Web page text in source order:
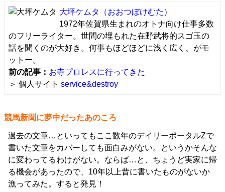
大坪ケムタ
（おおつぼけむた）
1972年佐賀県生まれのオトナ向け仕事多数
のフリーライター。世間の埋もれた在野武将的スゴ玉の
話を聞くのが大好き。何事もほどほどに浅く広く、がモ
ットー。
前の記事： お寺プロレスに行ってきた
＞ 個人サイト service&destroy
競馬新聞に夢中だったあのころ
過去の文章…といってもここ数年のデイリーポータルZで
書いた文章をカバーしても面白みがない。というかそんな
に変わってるわけがない。ならば…と、ちょうど実家に帰
る機会があったので、10年以上昔に書いたものがないか
漁ってみた。すると発見！